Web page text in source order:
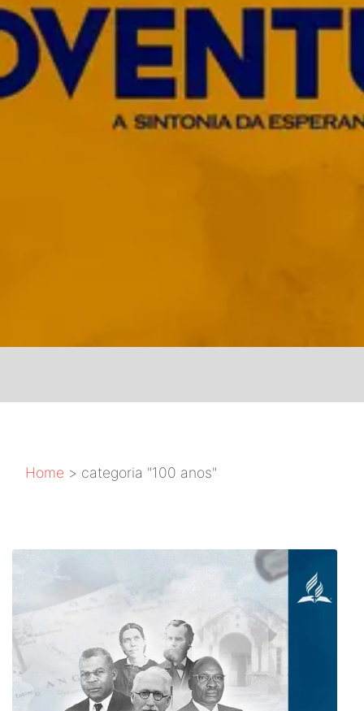
Home > categoria "100 anos"